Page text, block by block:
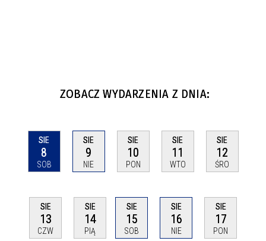
ZOBACZ WYDARZENIA Z DNIA:
SIE
8
SOB
SIE
9
NIE
SIE
10
PON
SIE
11
WTO
SIE
12
ŚRO
SIE
13
CZW
SIE
14
PIĄ
SIE
15
SOB
SIE
16
NIE
SIE
17
PON